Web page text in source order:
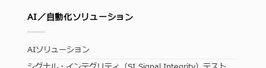
AI／自動化ソリューション
AIソリューション